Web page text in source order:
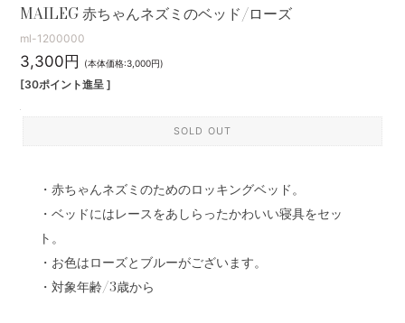
MAILEG 赤ちゃんネズミのベッド/ローズ
ml-1200000
3,300円 (本体価格:3,000円)
[30ポイント進呈 ]
SOLD OUT
・赤ちゃんネズミのためのロッキングベッド。
・ベッドにはレースをあしらったかわいい寝具をセッ
ト。
・お色はローズとブルーがございます。
・対象年齢/3歳から